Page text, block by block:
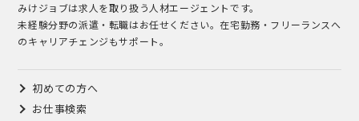
みけジョブは求人を取り扱う人材エージェントです。
未経験分野の派遣・転職はお任せください。在宅勤務・フリーランスへ
のキャリアチェンジもサポート。
初めての方へ
お仕事検索